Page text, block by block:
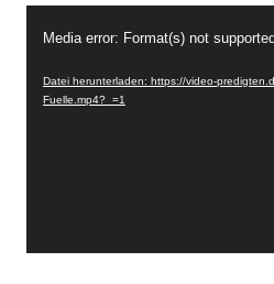
Berliner
Predigten
Media error: Format(s) not
Datei herunterladen: https://video-
Fuelle.mp4?_=1